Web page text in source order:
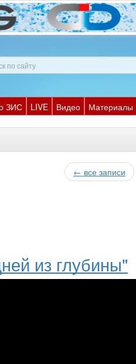
ЗИС LIVE Видео Материалы
← все записи
из глубины"